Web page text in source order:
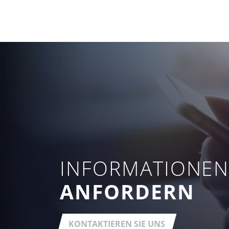
INFORMATIONEN
ANFORDERN
KONTAKTIEREN SIE UNS